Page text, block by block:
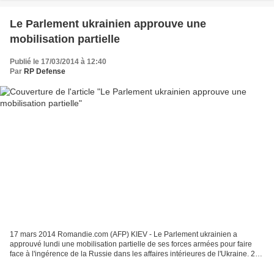
Le Parlement ukrainien approuve une
mobilisation partielle
Publié le 17/03/2014 à 12:40
Par RP Defense
17 mars 2014 Romandie.com (AFP) KIEV - Le Parlement ukrainien a
approuvé lundi une mobilisation partielle de ses forces armées pour faire
face à l'ingérence de la Russie dans les affaires intérieures de l'Ukraine. 275